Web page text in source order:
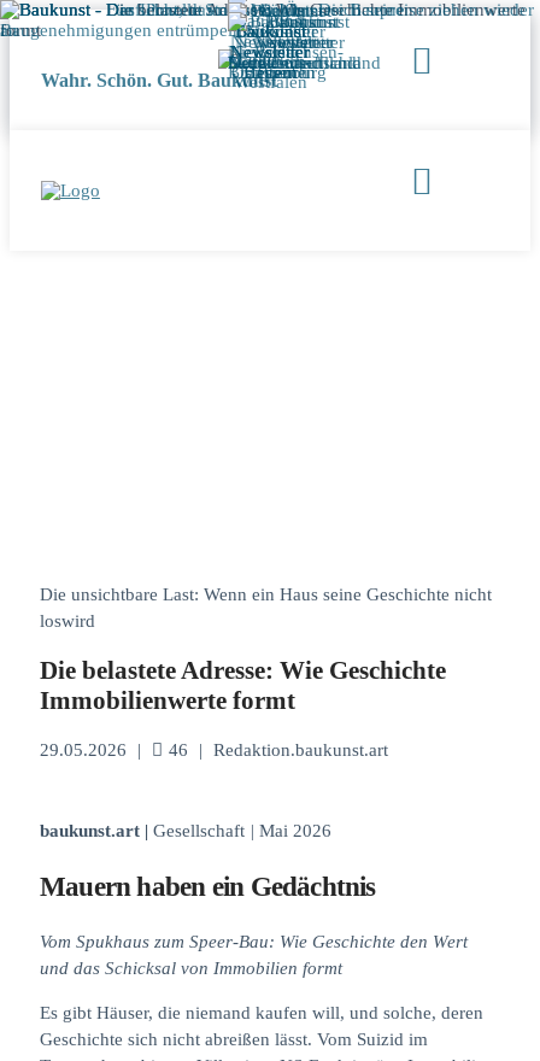
Wahr. Schön. Gut. Baukunst
Die unsichtbare Last: Wenn ein Haus seine Geschichte nicht
loswird
Die belastete Adresse: Wie Geschichte
Immobilienwerte formt
29.05.2026 | 46 | Redaktion.baukunst.art
baukunst.art | Gesellschaft | Mai 2026
Mauern haben ein Gedächtnis
Vom Spukhaus zum Speer-Bau: Wie Geschichte den Wert
und das Schicksal von Immobilien formt
Es gibt Häuser, die niemand kaufen will, und solche, deren
Geschichte sich nicht abreißen lässt. Vom Suizid im